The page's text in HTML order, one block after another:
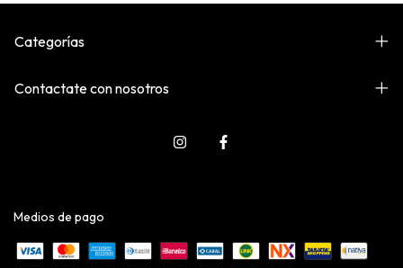
Categorías
Contactate con nosotros
Medios de pago